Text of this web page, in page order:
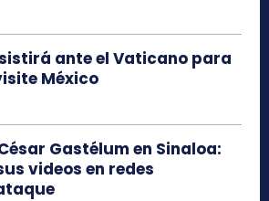
ante el Vaticano para
México
Gastélum en Sinaloa:
videos en redes